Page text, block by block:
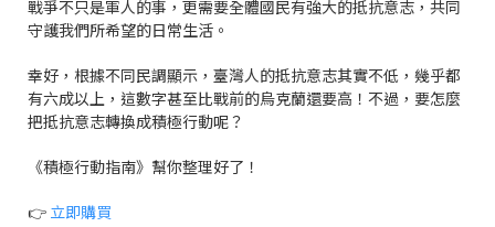
戰爭不只是軍人的事，更需要全體國民有強大的抵抗意志，共同
守護我們所希望的日常生活。
幸好，根據不同民調顯示，臺灣人的抵抗意志其實不低，幾乎都
有六成以上，這數字甚至比戰前的烏克蘭還要高！不過，要怎麼
把抵抗意志轉換成積極行動呢？
《積極行動指南》幫你整理好了！
👉 立即購買